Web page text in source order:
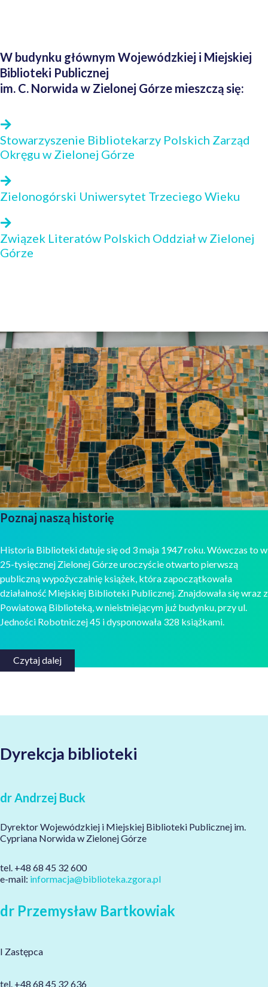
W budynku głównym Wojewódzkiej i Miejskiej
Biblioteki Publicznej
im. C. Norwida w Zielonej Górze mieszczą się:
Stowarzyszenie Bibliotekarzy Polskich Zarząd
Okręgu w Zielonej Górze
Zielonogórski Uniwersytet Trzeciego Wieku
Związek Literatów Polskich Oddział w Zielonej
Górze
Poznaj naszą historię
Historia Biblioteki datuje się od 3 maja 1947 roku. Wówczas to w
25-tysięcznej Zielonej Górze uroczyście otwarto pierwszą
publiczną wypożyczalnię książek, która zapoczątkowała
działalność Miejskiej Biblioteki Publicznej. Znajdowała się wraz z
Powiatową Biblioteką, w nieistniejącym już budynku, przy ul.
Jedności Robotniczej 45 i dysponowała 328 książkami.
Czytaj dalej
Dyrekcja biblioteki
dr Andrzej Buck
Dyrektor Wojewódzkiej i Miejskiej Biblioteki Publicznej im.
Cypriana Norwida w Zielonej Górze
tel. +48 68 45 32 600
e-mail: informacja@biblioteka.zgora.pl
dr Przemysław Bartkowiak
I Zastępca
tel. +48 68 45 32 636